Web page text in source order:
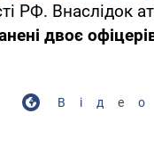
РФ. Внаслідок
двоє